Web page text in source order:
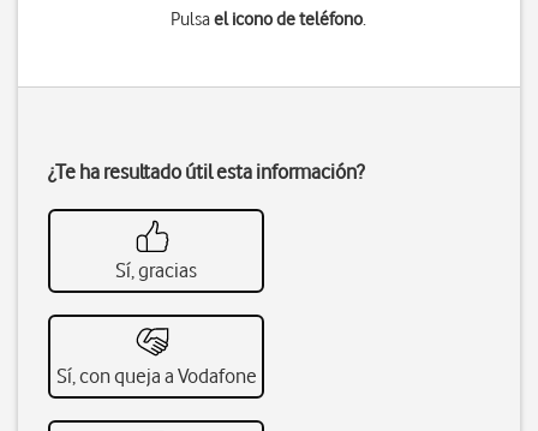
Pulsael icono de teléfono.
¿Te ha resultado útil esta información?
Sí, gracias
Sí, con queja a Vodafone